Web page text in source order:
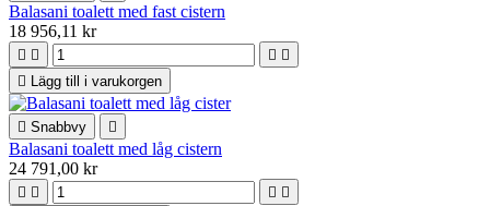
Balasani toalett med fast cistern
18 956,11 kr
   

Lägg till i varukorgen
 Snabbvy 
Balasani toalett med låg cistern
24 791,00 kr
   